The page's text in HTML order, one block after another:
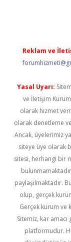
Reklam ve
Yasal Uyarı:
ve İletişim
olarak hizmet
olarak denetleme
Ancak, üyelerimiz
siteye üye olarak
sitesi, herhangi bir
paylaşılmaktadır.
olup, gerçek
Gerçek kurum ve
Sitemiz, kar
platformudur.